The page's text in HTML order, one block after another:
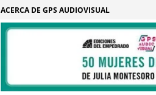
ACERCA DE GPS AUDIOVISUAL